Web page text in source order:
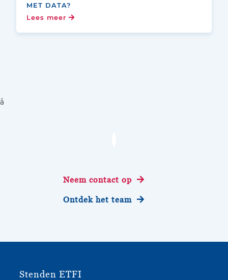
MET DATA?
Lees meer
å
Neem contact op
Ontdek het team
Stenden ETFI